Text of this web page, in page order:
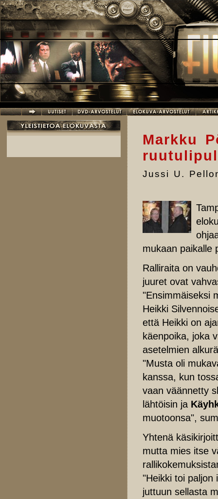
Hyppää pääsisältöön
Markku
Jussi U.
mukaan paikalle
Ralliraita on
juuret ovat
"Ensimmäiseksi
Heikki
että Heikki on
käenpoika, joka
asetelmien
"Musta oli
kanssa, kun
vaan väännetty
lähtöisin ja
muotoonsa",
Yhtenä
mutta mies itse
"Heikki toi paljon
juttuun sellasta